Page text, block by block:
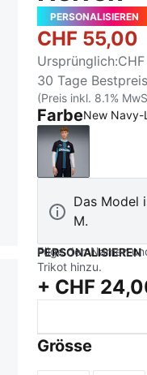
PERSONALISIEREN
CHF 55,00
Ursprünglich:
30 Tage Bestpreis
(Preis inkl. 8.1%
FarbeNew Navy-
New Navy-
Das Model
M.
PERSONALISIEREN
Füge den Namen
Trikot hinzu.
+ CHF
Grösse